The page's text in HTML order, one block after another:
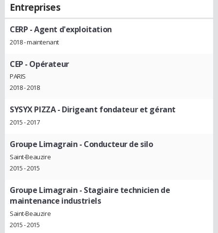
Entreprises
CERP - Agent d'exploitation
2018 - maintenant
CEP - Opérateur
PARIS
2018 - 2018
SYSYX PIZZA- Dirigeant fondateur et gérant
2015 - 2017
Groupe Limagrain - Conducteur de silo
Saint-Beauzire
2015 - 2015
Groupe Limagrain - Stagiaire technicien de
maintenance industriels
Saint-Beauzire
2015 - 2015